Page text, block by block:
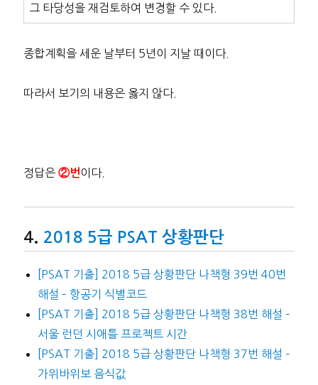
그 타당성을 재검토하여 변경할 수 있다.
종합계획을 세운 날부터 5년이 지날 때이다.
따라서 보기의 내용은 옳지 않다.
정답은②번 이다.
2018 5급 PSAT 상황판단
[PSAT 기출] 2018 5급 상황판단 나책형 39번 40번
해설 – 항공기 식별코드
[PSAT 기출] 2018 5급 상황판단 나책형 38번 해설 –
서울 런던 시애틀 프로젝트 시간
[PSAT 기출] 2018 5급 상황판단 나책형 37번 해설 –
가위바위보 음식값